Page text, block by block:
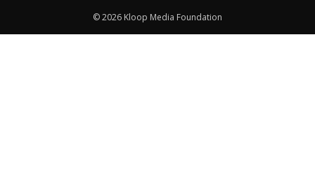
© 2026 Kloop Media Foundation